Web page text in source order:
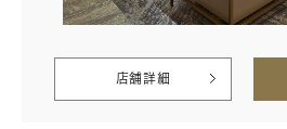
店舗詳細